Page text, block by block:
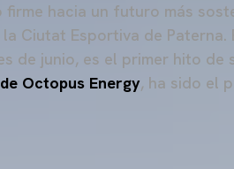
firme hacia un futuro más
Ciutat Esportiva de Paterna.
de junio, es el primer hito de
Octopus Energy, ha sido el